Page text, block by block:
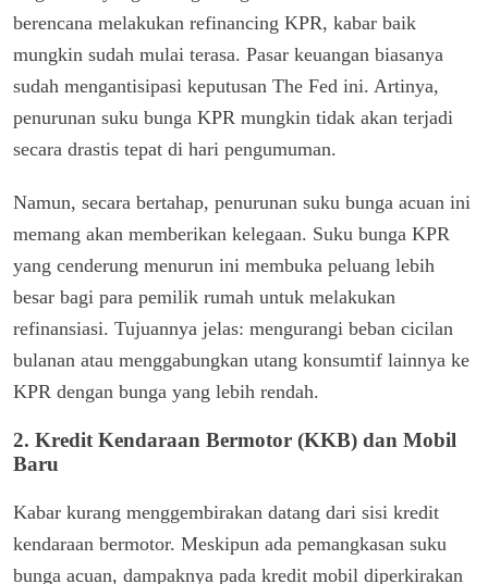
berencana melakukan refinancing KPR, kabar baik
mungkin sudah mulai terasa. Pasar keuangan biasanya
sudah mengantisipasi keputusan The Fed ini. Artinya,
penurunan suku bunga KPR mungkin tidak akan terjadi
secara drastis tepat di hari pengumuman.
Namun, secara bertahap, penurunan suku bunga acuan ini
memang akan memberikan kelegaan. Suku bunga KPR
yang cenderung menurun ini membuka peluang lebih
besar bagi para pemilik rumah untuk melakukan
refinansiasi. Tujuannya jelas: mengurangi beban cicilan
bulanan atau menggabungkan utang konsumtif lainnya ke
KPR dengan bunga yang lebih rendah.
2. Kredit Kendaraan Bermotor (KKB) dan Mobil
Baru
Kabar kurang menggembirakan datang dari sisi kredit
kendaraan bermotor. Meskipun ada pemangkasan suku
bunga acuan, dampaknya pada kredit mobil diperkirakan